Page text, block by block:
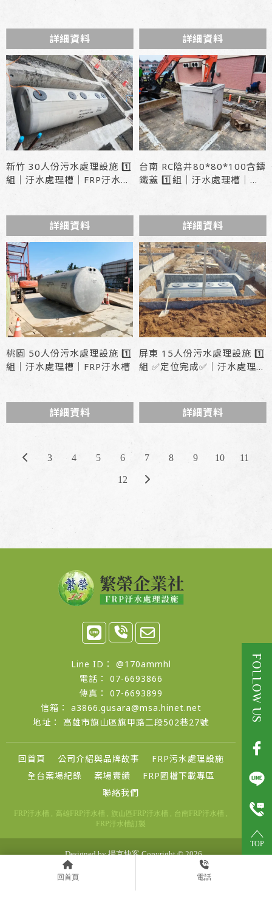
詳細資料 詳細資料
新竹 30人份污水處理設施 1️⃣
組｜汙水處理槽｜FRP汙水槽
詳細資料
台南 RC陰井80*80*100含鑄
鐵蓋 1️⃣組｜汙水處理槽｜
詳細資料
桃園 50人份污水處理設施 1️⃣
組｜汙水處理槽｜FRP汙水槽
詳細資料
屏東 15人份污水處理設施 1️⃣
組 ✅定位完成✅｜汙水處理槽
詳細資料
3 4 5 6 7 8 9 10 11
12
TOP
回首頁 電話
@170ammhl
07-6693866
07-6693899
a3866.gusara@msa.hinet.net
高雄市旗山區旗甲路二段502巷27號
回首頁 公司介紹與品牌故事
FRP污水處理設施
全台案場紀錄
案場實績
FRP圖檔下載專區
聯絡我們
FRP汙水槽 高雄FRP汙水槽 旗山區FRP汙水槽
台南FRP汙水槽
FRP汙水槽訂製
Designed by揚京快客Copyright © 2026..